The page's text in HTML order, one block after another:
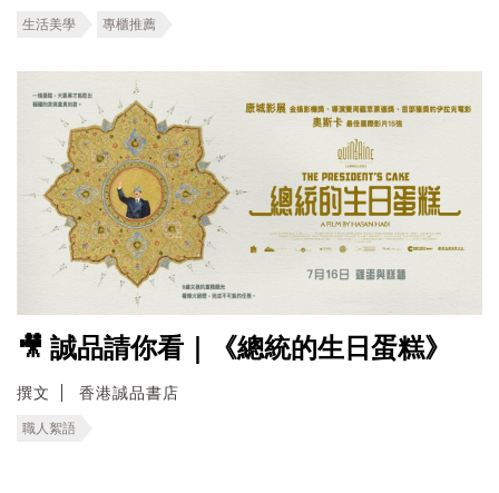
生活美學 專櫃推薦
🎥 誠品請你看｜《總統的生日蛋糕》
撰文 香港誠品書店
職人絮語